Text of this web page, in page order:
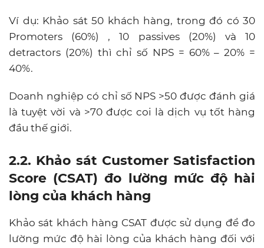
Ví dụ: Khảo sát 50 khách hàng, trong đó có 30
Promoters (60%) , 10 passives (20%) và 10
detractors (20%) thì chỉ số NPS = 60% – 20% =
40%.
Doanh nghiệp có chỉ số NPS >50 được đánh giá
là tuyệt vời và >70 được coi là dịch vụ tốt hàng
đầu thế giới.
2.2. Khảo sát Customer Satisfaction
Score (CSAT) đo lường mức độ hài
lòng của khách hàng
Khảo sát khách hàng CSAT được sử dụng để đo
lường mức độ hài lòng của khách hàng đối với